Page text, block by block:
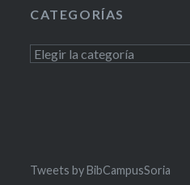
CATEGORÍAS
Categorías
Tweets by BibCampusSoria